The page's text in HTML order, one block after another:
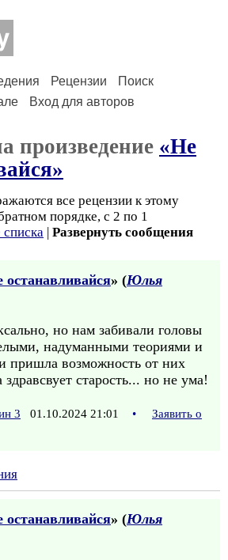
Рецензии
Поиск
Вход для авторов
произведение «Не
все рецензии к этому
порядке, с 2 по 1
списка | Развернуть сообщения
останавливайся» (Юлья
но нам забивали головы
надуманными теориями и
пришла возможность от них
старость... но не ума!
3 01.10.2024 21:01 •
Заявить о
останавливайся» (Юлья